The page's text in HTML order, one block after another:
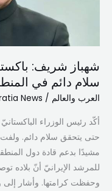
شهباز شريف:
سلام دائم في
العرب والعالم /
News
أكّد رئيس الوزراء
حتى يتحقق سلام دائم.
مشيدًا بدعم قادة دول
للمرشد الإيرانيّ أنّ بلاده
وحفظت كرامتها. وأشار